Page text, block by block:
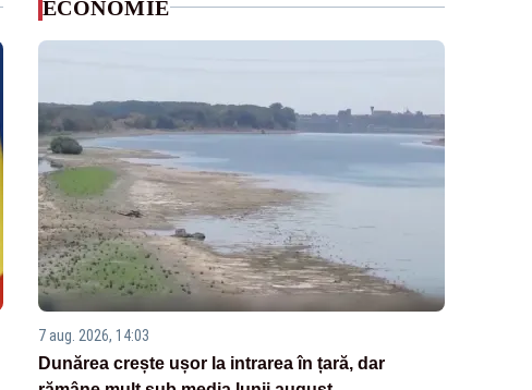
ECONOMIE
7 aug. 2026, 14:03
Dunărea crește ușor la intrarea în țară, dar